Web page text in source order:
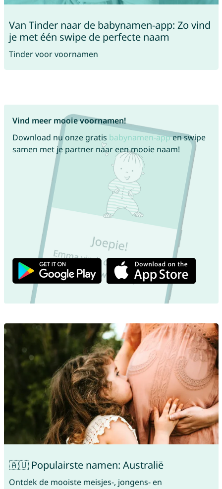
Van Tinder naar de babynamen-app: Zo vind
je met één swipe de perfecte naam
Tinder voor voornamen
Vind meer mooie voornamen!
Download nu onze gratis babynamen-appen swipe
samen met je partner naar een mooie naam!
🇦🇺 Populairste namen: Australië
Ontdek de mooiste meisjes-, jongens- en